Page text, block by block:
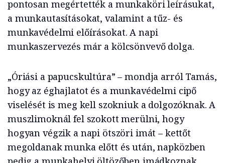
pontosan megértették a munkaköri leírásukat,
a munkautasításokat, valamint a tűz- és
munkavédelmi előírásokat. A napi
munkaszervezés már a kölcsönvevő dolga.
„Óriási a papucskultúra” – mondja arról Tamás,
hogy az éghajlatot és a munkavédelmi cipő
viselését is meg kell szokniuk a dolgozóknak. A
muszlimoknál fel szokott merülni, hogy
hogyan végzik a napi ötszöri imát – kettőt
megoldanak munka előtt és után, napközben